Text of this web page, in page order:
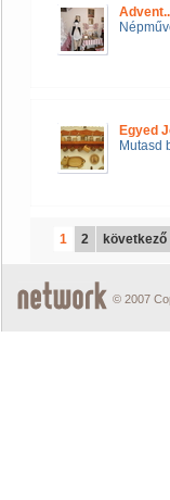
Egyed
Mutasd
1 2 következő
© 2007